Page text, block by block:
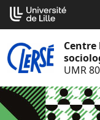
Aller
au
contenu
Centre
UMR
Cookies management